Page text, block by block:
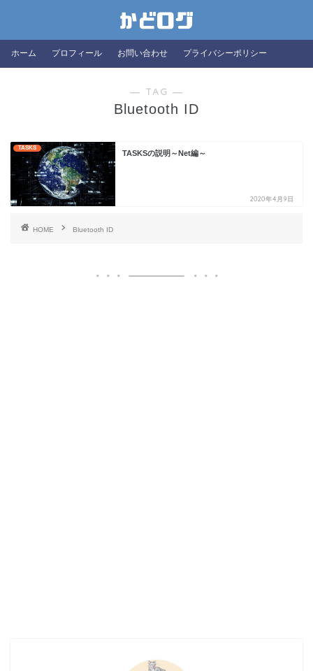
ホーム プロフィール お問い合わせ プライバシーポリシー
― TAG ―
Bluetooth ID
TASKS
TASKSの説明～Net編～
2020年4月9日
HOME Bluetooth ID